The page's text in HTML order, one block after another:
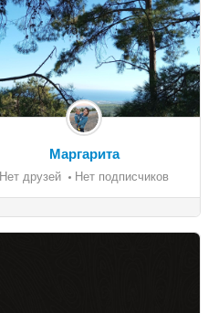
Маргарита
Нет друзей Нет подписчиков